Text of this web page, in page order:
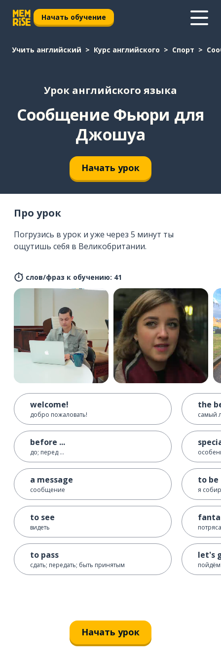
Начать обучение
Учить английский Курс английского Спорт
Урок английского языка
Сообщение Фьюри для
Джошуа
Начать урок
Про урок
Погрузись в урок и уже через 5 минут ты
ощутишь себя в Великобритании.
слов/фраз к обучению: 41
welcome!
добро пожаловать!
before ...
до; перед ...
a message
сообщение
to see
видеть
to pass
сдать; передать; быть принятым
the
самый
to be
я
let's
Начать урок